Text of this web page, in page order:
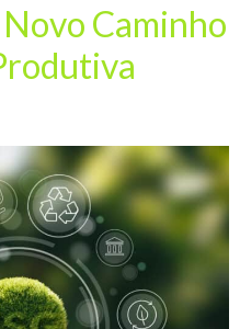
Novo Caminho